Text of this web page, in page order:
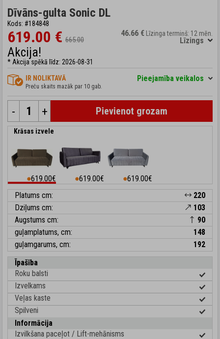
Dīvāns-gulta Sonic DL
Kods: #184848
619.00 € 665.00
Akcija!
* Akcija spēkā līdz: 2026-08-31
46.66 € Līzinga termiņš: 12 mēn.
Līzings
IR NOLIKTAVĀ
Preču skaits mazāk par 10 gab.
Pieejamība veikalos
- + Pievienot grozam
Krāsas izvele
⬤619.00€ ⬤619.00€ ⬤619.00€
Platums cm:
220
Dziļums cm:
103
Augstums cm:
90
guļamplatums, cm:
148
guļamgarums, cm:
192
Īpašība
Roku balsti
Izvelkams
Veļas kaste
Spilveni
Informācija
Izvilkšana paceļot / Lift-mehānisms